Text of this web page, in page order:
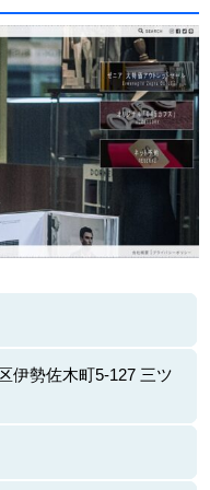
伊勢佐木町5-127 三ツ